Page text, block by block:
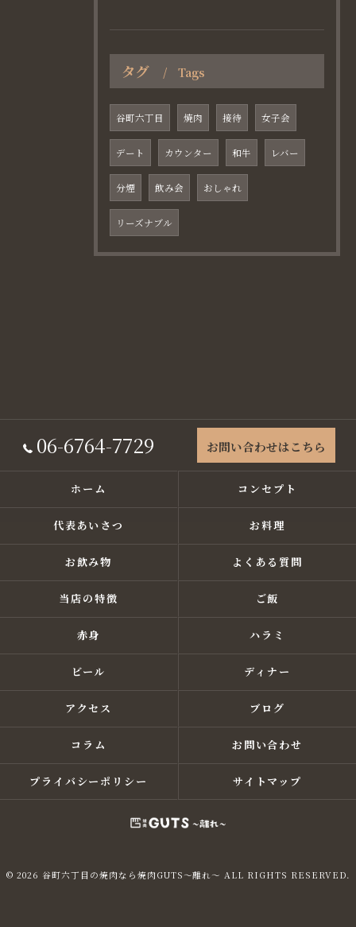
タグ Tags
谷町六丁目 焼肉 接待 女子会
デート カウンター 和牛 レバー
分煙 飲み会 おしゃれ
リーズナブル
06-6764-7729 お問い合わせはこちら
ホーム コンセプト
代表あいさつ お料理
お飲み物 よくある質問
当店の特徴 ご飯
赤身 ハラミ
ビール ディナー
アクセス ブログ
コラム お問い合わせ
プライバシーポリシー サイトマップ
© 2026 谷町六丁目の焼肉なら焼肉GUTS～離れ～ ALL RIGHTS RESERVED.